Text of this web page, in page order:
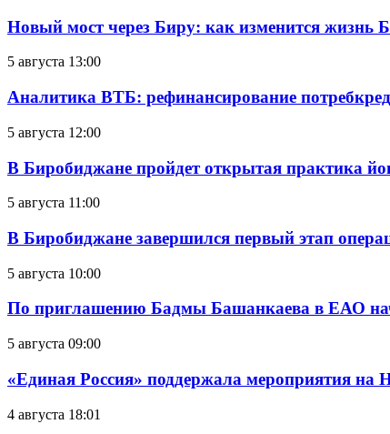
Новый мост через Биру: как изменится жизнь
5 августа 13:00
Аналитика ВТБ: рефинансирование
5 августа 12:00
В Биробиджане пройдет открытая практика
5 августа 11:00
В Биробиджане завершился первый этап
5 августа 10:00
По приглашению Бадмы Башанкаева в ЕАО
5 августа 09:00
«Единая Россия» поддержала мероприятия на
4 августа 18:01